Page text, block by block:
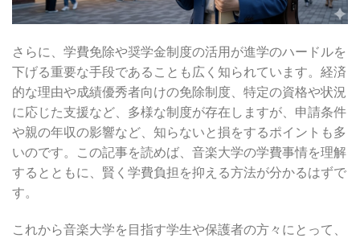
さらに、学費免除や奨学金制度の活用が進学のハードルを
下げる重要な手段であることも広く知られています。経済
的な理由や成績優秀者向けの免除制度、特定の資格や状況
に応じた支援など、多様な制度が存在しますが、申請条件
や親の年収の影響など、知らないと損をするポイントも多
いのです。この記事を読めば、音楽大学の学費事情を理解
するとともに、賢く学費負担を抑える方法が分かるはずで
す。
これから音楽大学を目指す学生や保護者の方々にとって、